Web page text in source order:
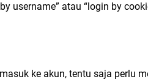
username” atau “login by
ke akun, tentu saja perlu